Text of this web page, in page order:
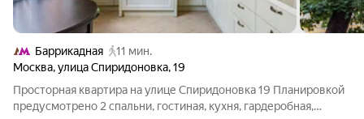
Баррикадная
11 мин.
Москва,улица Спиридоновка,19
Просторная квартира на улице Спиридоновка 19 Планировкой
предусмотрено 2 спальни, гостиная, кухня, гардеробная,